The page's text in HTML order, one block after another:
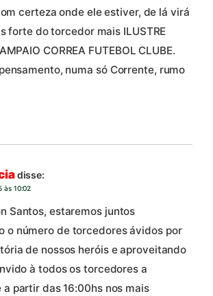
certeza onde ele estiver, de lá virá
forte do torcedor mais ILUSTRE
CORREA FUTEBOL CLUBE.
numa só Corrente, rumo
disse:
às 10:02
Santos, estaremos juntos
o número de torcedores ávidos por
de nossos heróis e aproveitando
à todos os torcedores a
partir das 16:00hs nos mais